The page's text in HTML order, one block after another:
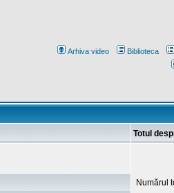
Arhiva video Biblioteca
Totul
Numărul